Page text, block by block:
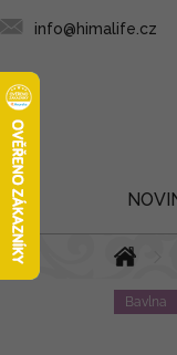
Přejít
na
obsah
info@himalife.cz
Domů
Bavlna